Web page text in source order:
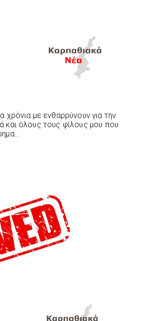
με ενθαρρύνουν για την
και όλους τους φίλους μου που